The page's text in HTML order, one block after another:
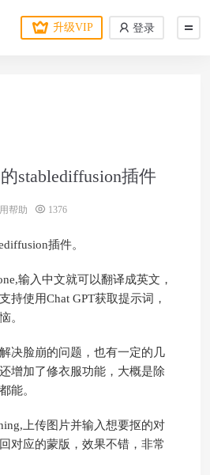
升级VIP 登录
stablediffusion插件
帮助 1376
插件。
输入中文就可以翻译成英文，
持使用Chat GPT获取提示词，
。
决脸崩的问题，也有一定的几
增加了修衣服功能，大概是除
能。
上传图片并输入想要抠的对
对应的蒙版，效果不错，非常